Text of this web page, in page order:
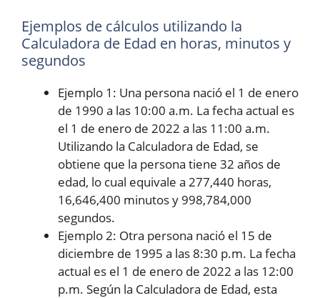
Ejemplos de cálculos utilizando la
Calculadora de Edad en horas, minutos y
segundos
Ejemplo 1: Una persona nació el 1 de enero
de 1990 a las 10:00 a.m. La fecha actual es
el 1 de enero de 2022 a las 11:00 a.m.
Utilizando la Calculadora de Edad, se
obtiene que la persona tiene 32 años de
edad, lo cual equivale a 277,440 horas,
16,646,400 minutos y 998,784,000
segundos.
Ejemplo 2: Otra persona nació el 15 de
diciembre de 1995 a las 8:30 p.m. La fecha
actual es el 1 de enero de 2022 a las 12:00
p.m. Según la Calculadora de Edad, esta